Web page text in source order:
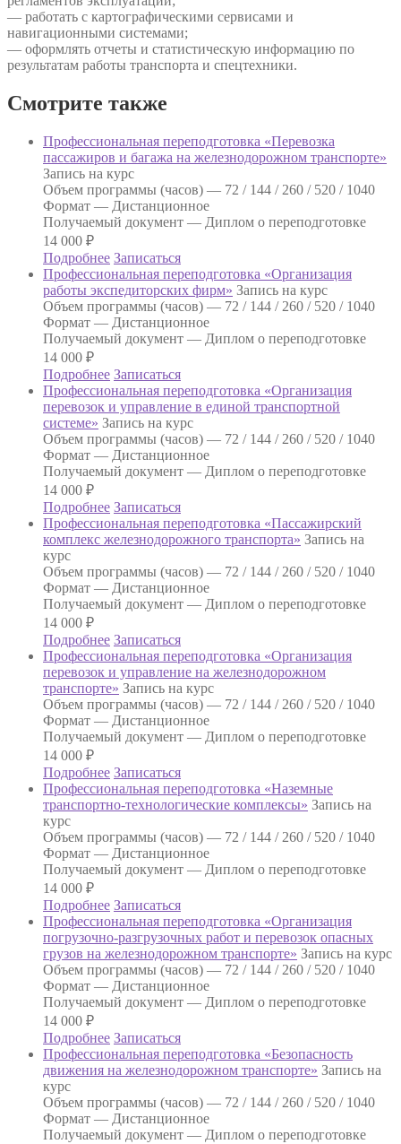
— работать с картографическими сервисами и
навигационными системами;
— оформлять отчеты и статистическую информацию по
результатам работы транспорта и спецтехники.
Смотрите также
Профессиональная переподготовка «Перевозка
пассажиров и багажа на железнодорожном транспорте»
Запись на курс
Объем программы (часов) — 72 / 144 / 260 / 520 / 1040
Формат — Дистанционное
Получаемый документ — Диплом о переподготовке
14 000 ₽
Подробнее Записаться
Профессиональная переподготовка «Организация
работы экспедиторских фирм» Запись на курс
Объем программы (часов) — 72 / 144 / 260 / 520 / 1040
Формат — Дистанционное
Получаемый документ — Диплом о переподготовке
14 000 ₽
Подробнее Записаться
Профессиональная переподготовка «Организация
перевозок и управление в единой транспортной
системе» Запись на курс
Объем программы (часов) — 72 / 144 / 260 / 520 / 1040
Формат — Дистанционное
Получаемый документ — Диплом о переподготовке
14 000 ₽
Подробнее Записаться
Профессиональная переподготовка «Пассажирский
комплекс железнодорожного транспорта» Запись на
курс
Объем программы (часов) — 72 / 144 / 260 / 520 / 1040
Формат — Дистанционное
Получаемый документ — Диплом о переподготовке
14 000 ₽
Подробнее Записаться
Профессиональная переподготовка «Организация
перевозок и управление на железнодорожном
транспорте» Запись на курс
Объем программы (часов) — 72 / 144 / 260 / 520 / 1040
Формат — Дистанционное
Получаемый документ — Диплом о переподготовке
14 000 ₽
Подробнее Записаться
Профессиональная переподготовка «Наземные
транспортно-технологические комплексы» Запись на
курс
Объем программы (часов) — 72 / 144 / 260 / 520 / 1040
Формат — Дистанционное
Получаемый документ — Диплом о переподготовке
14 000 ₽
Подробнее Записаться
Профессиональная переподготовка «Организация
погрузочно-разгрузочных работ и перевозок опасных
грузов на железнодорожном транспорте» Запись на курс
Объем программы (часов) — 72 / 144 / 260 / 520 / 1040
Формат — Дистанционное
Получаемый документ — Диплом о переподготовке
14 000 ₽
Подробнее Записаться
Профессиональная переподготовка «Безопасность
движения на железнодорожном транспорте» Запись на
курс
Объем программы (часов) — 72 / 144 / 260 / 520 / 1040
Формат — Дистанционное
Получаемый документ — Диплом о переподготовке